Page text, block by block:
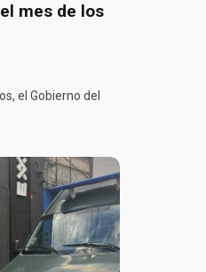
mes de los
el Gobierno del